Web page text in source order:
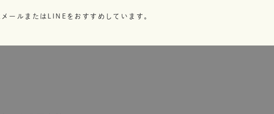
ールまたはLINEをおすすめしています。